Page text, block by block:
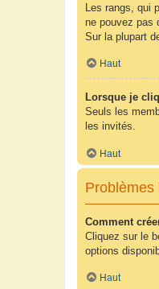
Les rangs, qui
ne pouvez pas
Sur la plupart
Haut
Lorsque je
Seuls les
les invités.
Haut
Problèmes
Comment
Cliquez sur le
options
Haut